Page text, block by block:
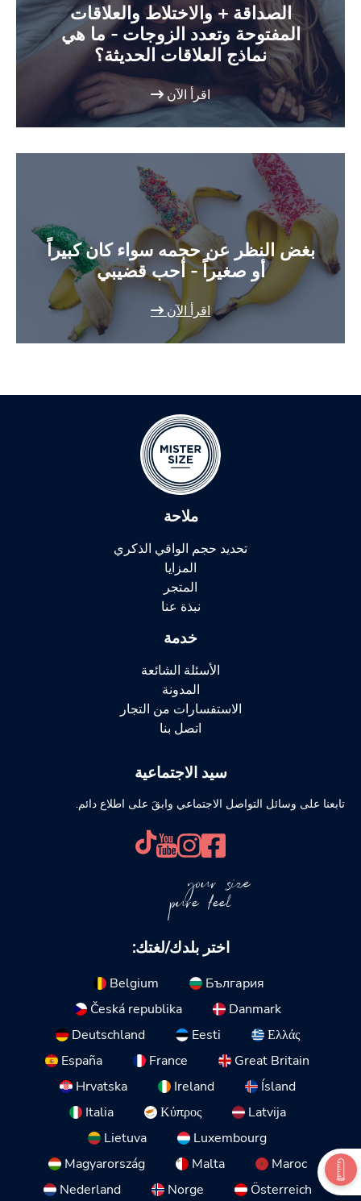
الصداقة + والاختلاط والعلاقات
المفتوحة وتعدد الزوجات - ما هي
نماذج العلاقات الحديثة؟
اقرأ الآن
بغض النظر عن حجمه سواء كان كبيراً
أو صغيراً - أحب قضيبي
اقرأ الآن
ملاحة
تحديد حجم الواقي الذكري
المزايا
المتجر
نبذة عنا
خدمة
الأسئلة الشائعة
المدونة
الاستفسارات من التجار
اتصل بنا
سيد الاجتماعية
تابعنا على وسائل التواصل الاجتماعي وابقَ على اطلاع دائم.
your size
pure feel
اختر بلدك/لغتك:
Belgium
България
Česká republika
Danmark
Deutschland
Eesti
Ελλάς
España
France
Great Britain
Hrvatska
Ireland
Ísland
Italia
Κύπρος
Latvija
Lietuva
Luxembourg
Magyarország
Malta
Maroc
Nederland
Norge Österreich